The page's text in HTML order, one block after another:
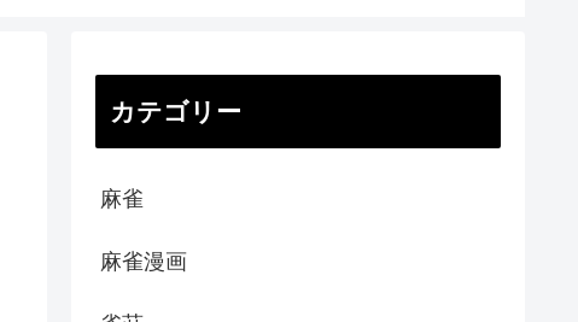
カテゴリー
麻雀
麻雀漫画